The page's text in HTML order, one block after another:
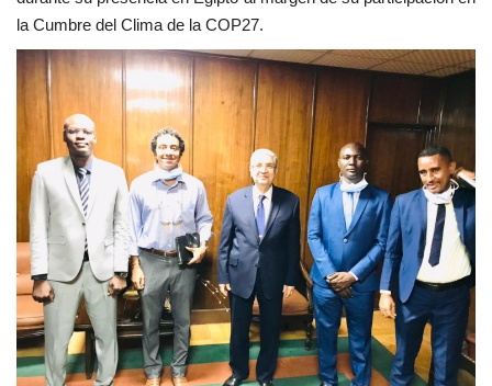
la Cumbre del Clima de la COP27.